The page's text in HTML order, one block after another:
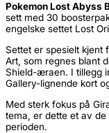
Pokemon Lost Abyss
sett med 30
engelske settet Lost
Settet er spesielt kjent
Art, som regnes blant
Shield-æraen. I tillegg
Gallery-lignende kort
Med sterk fokus på
tema, er dette et av
perioden.